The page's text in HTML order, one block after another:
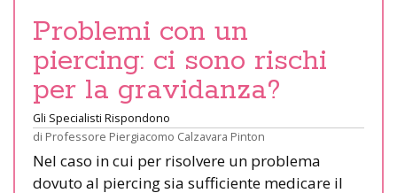
Problemi con un
piercing: ci sono rischi
per la gravidanza?
Gli Specialisti Rispondono
di Professore Piergiacomo Calzavara Pinton
Nel caso in cui per risolvere un problema
dovuto al piercing sia sufficiente medicare il